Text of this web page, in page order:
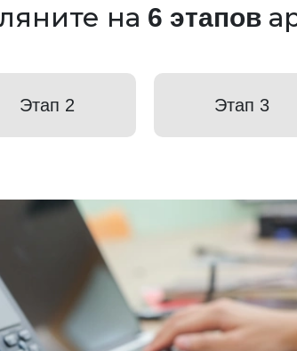
на 6 этапов
Этап 2 Этап 3